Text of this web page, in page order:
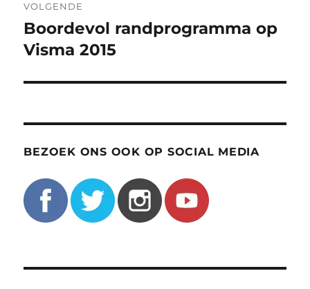
VOLGENDE
Volgend
bericht:
Boordevol randprogramma op
Visma 2015
BEZOEK ONS OOK OP SOCIAL MEDIA